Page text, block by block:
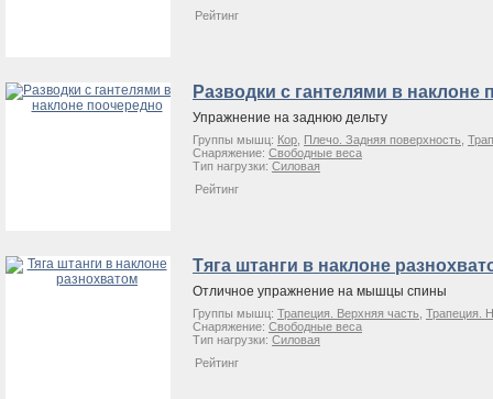
Рейтинг
Разводки с гантелями в наклоне
Упражнение на заднюю дельту
Группы мышц: Кор Плечо. Задняя поверхность
Снаряжение: Свободные веса
Тип нагрузки: Силовая
Рейтинг
Тяга штанги в наклоне
Отличное упражнение на мышцы спины
Группы мышц: Трапеция. Верхняя часть Трапеция.
Снаряжение: Свободные веса
Тип нагрузки: Силовая
Рейтинг